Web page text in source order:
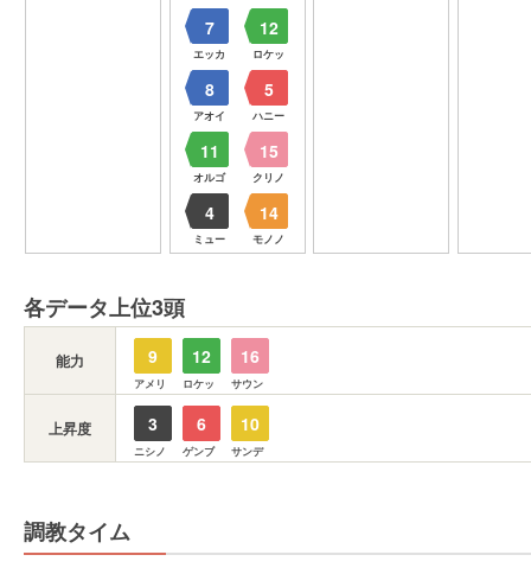
7
エッカ
12
ロケッ
8
アオイ
5
ハニー
11
オルゴ
15
クリノ
4
ミュー
14
モノノ
各データ上位3頭
能力 9
アメリ
12
ロケッ
16
サウン
上昇度 3
ニシノ
6
ゲンブ
10
サンデ
調教タイム